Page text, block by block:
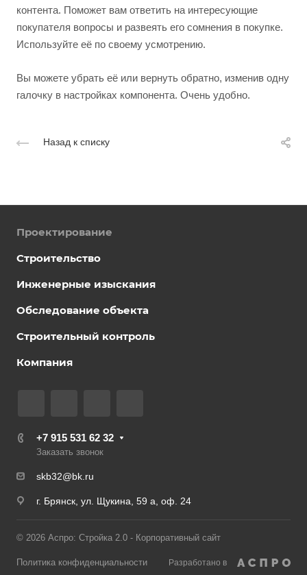
контента. Поможет вам ответить на интересующие
покупателя вопросы и развеять его сомнения в покупке.
Используйте её по своему усмотрению.
Вы можете убрать её или вернуть обратно, изменив одну
галочку в настройках компонента. Очень удобно.
Назад к списку
Проектирование
Строительство
Инженерные изыскания
Обследование объекта
Строительный контроль
Компания
+7 915 531 62 32
Заказать звонок
skb32@bk.ru
г. Брянск, ул. Щукина, 59 а, оф. 24
© 2026 Аспро: Стройка 2.0 - Корпоративный сайт
Политика конфиденциальности Разработано в